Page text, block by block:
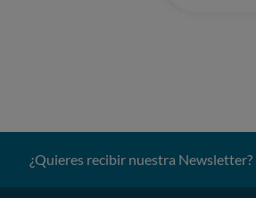
¿Quieres recibir nuestra Newsletter?